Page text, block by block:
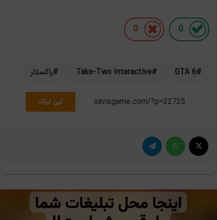
0
0
GTA 6
Take-Two Interactive راکستار
کپی لینک